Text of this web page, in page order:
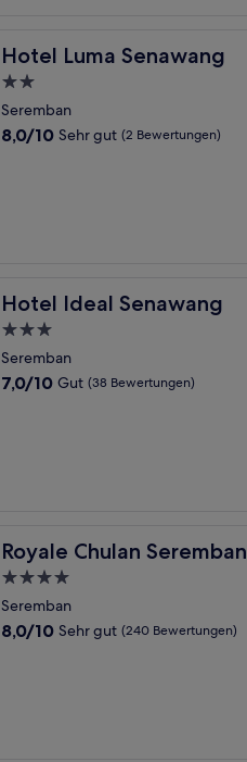
Hotel Luma Senawang
Hotel Luma Senawang
2.0-
Sterne-
Unterkunft
Seremban
8.0
8,0/10 Sehr gut (2 Bewertungen)
Hotel Ideal Senawang
Hotel Ideal Senawang
3.0-
Sterne-
Unterkunft
Seremban
7.0
7,0/10 Gut (38 Bewertungen)
Royale Chulan Seremban
Royale Chulan Seremban
4.0-
Sterne-
Unterkunft
Seremban
8.0
8,0/10 Sehr gut (240 Bewertungen)